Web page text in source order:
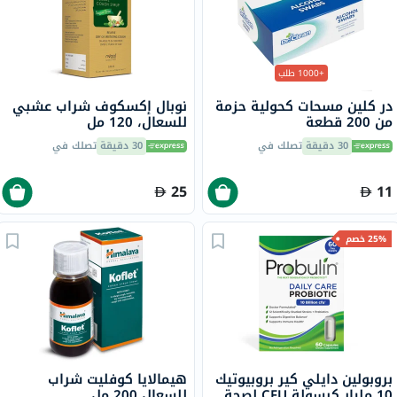
+1000 طلب
در كلين مسحات كحولية حزمة
من 200 قطعة
30 دقيقة تصلك في
11
نوبال إكسكوف شراب عشبي
للسعال، 120 مل
30 دقيقة تصلك في
25
25% خصم
بروبولين دايلي كير بروبيوتيك هيمالايا كوفليت شراب